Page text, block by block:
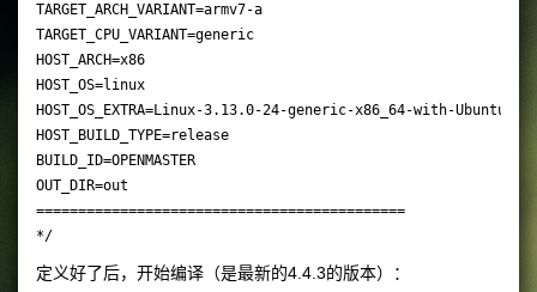
TARGET_ARCH_VARIANT=armv7-a
TARGET_CPU_VARIANT=generic
HOST_ARCH=x86
HOST_OS=linux
HOST_OS_EXTRA=Linux-3.13.0-24-generic-x86_64-with-Ubuntu-
HOST_BUILD_TYPE=release
BUILD_ID=OPENMASTER
OUT_DIR=out
============================================
定义好了后，开始编译（是最新的4.4.3的版本）：